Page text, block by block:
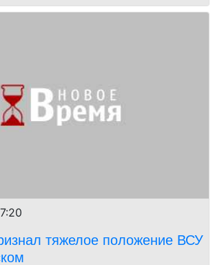
тяжелое положение ВСУ